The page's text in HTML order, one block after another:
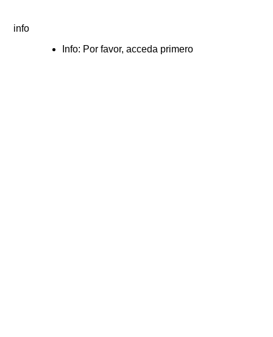
info
Info: Por favor, acceda primero